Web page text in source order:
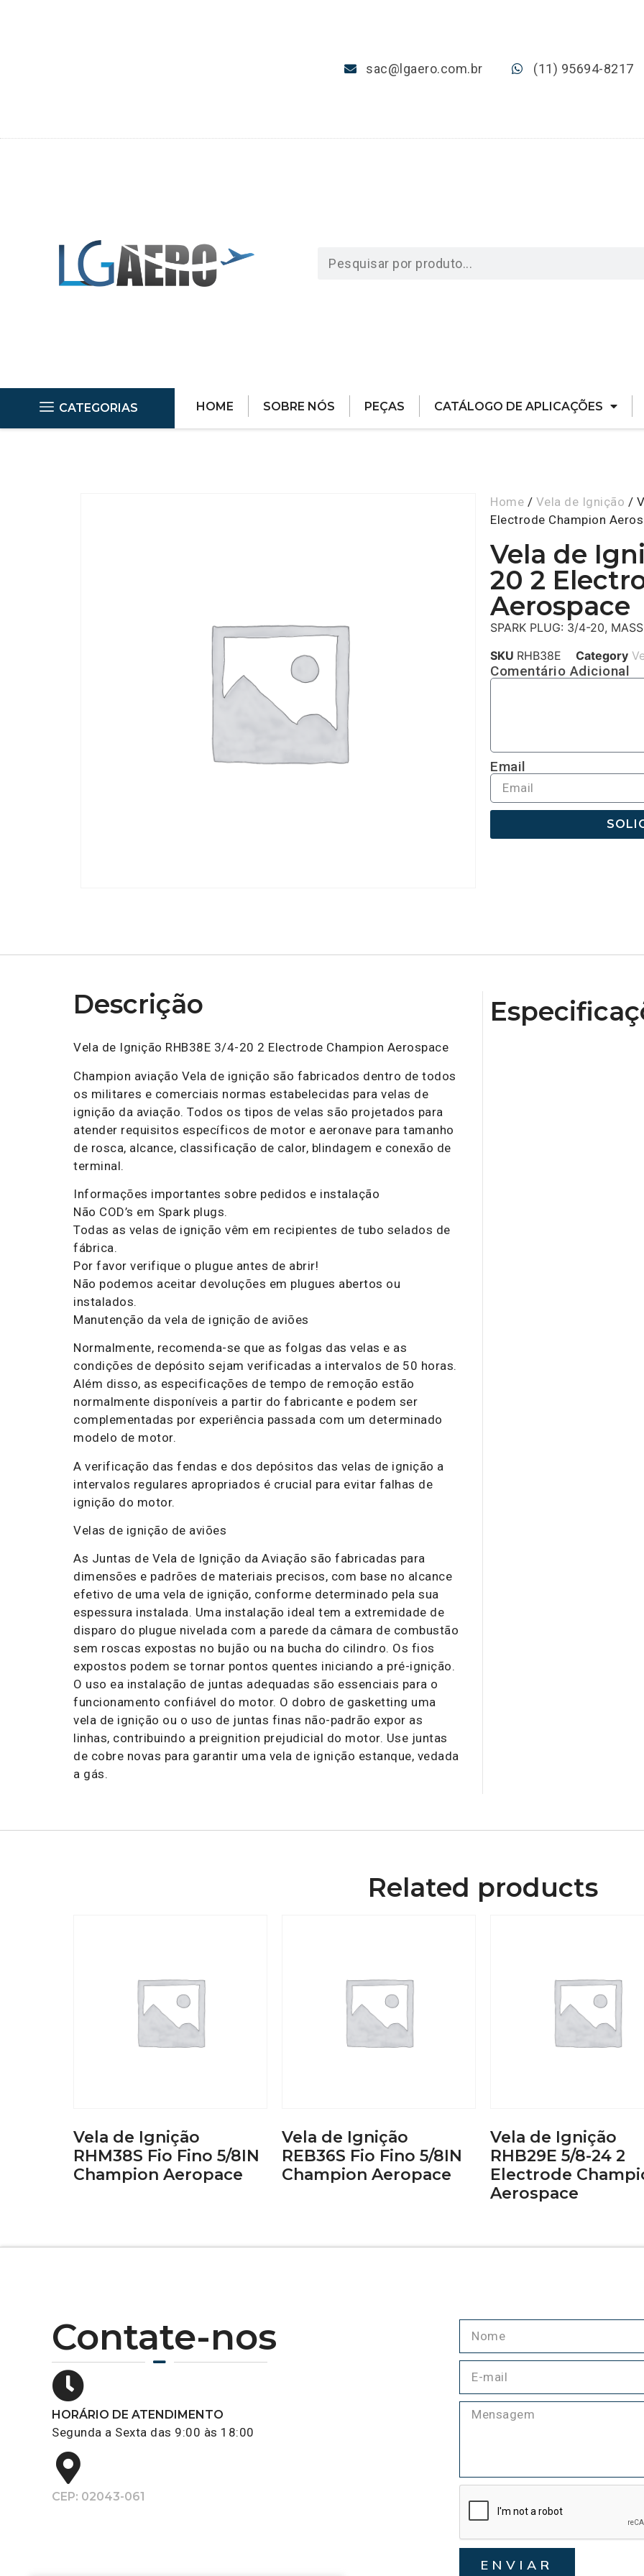
sac@lgaero.com.br (11) 95694-8217
CATEGORIAS HOME SOBRE NÓS PEÇAS CATÁLOGO DE APLICAÇÕES
Home / Vela de Ignição /
Electrode Champion
Vela de
20 2
Aerospace
SPARK PLUG: 3/4-20,
SKU RHB38E Category
Comentário Adicional
Email
Descrição
Vela de Ignição RHB38E 3/4-20 2 Electrode Champion Aerospace
Champion aviação Vela de ignição são fabricados dentro de todos
os militares e comerciais normas estabelecidas para velas de
ignição da aviação. Todos os tipos de velas são projetados para
atender requisitos específicos de motor e aeronave para tamanho
de rosca, alcance, classificação de calor, blindagem e conexão de
terminal.
Informações importantes sobre pedidos e instalação
Não COD’s em Spark plugs.
Todas as velas de ignição vêm em recipientes de tubo selados de
fábrica.
Por favor verifique o plugue antes de abrir!
Não podemos aceitar devoluções em plugues abertos ou
instalados.
Manutenção da vela de ignição de aviões
Normalmente, recomenda-se que as folgas das velas e as
condições de depósito sejam verificadas a intervalos de 50 horas.
Além disso, as especificações de tempo de remoção estão
normalmente disponíveis a partir do fabricante e podem ser
complementadas por experiência passada com um determinado
modelo de motor.
A verificação das fendas e dos depósitos das velas de ignição a
intervalos regulares apropriados é crucial para evitar falhas de
ignição do motor.
Velas de ignição de aviões
As Juntas de Vela de Ignição da Aviação são fabricadas para
dimensões e padrões de materiais precisos, com base no alcance
efetivo de uma vela de ignição, conforme determinado pela sua
espessura instalada. Uma instalação ideal tem a extremidade de
disparo do plugue nivelada com a parede da câmara de combustão
sem roscas expostas no bujão ou na bucha do cilindro. Os fios
expostos podem se tornar pontos quentes iniciando a pré-ignição.
O uso ea instalação de juntas adequadas são essenciais para o
funcionamento confiável do motor. O dobro de gasketting uma
vela de ignição ou o uso de juntas finas não-padrão expor as
linhas, contribuindo a preignition prejudicial do motor. Use juntas
de cobre novas para garantir uma vela de ignição estanque, vedada
a gás.
Related products
Vela de Ignição
RHM38S Fio Fino 5/8IN
Champion Aeropace
Vela de Ignição
REB36S Fio Fino 5/8IN
Champion Aeropace
Vela de Ignição
RHB29E 5/8-24 2
Electrode
Aerospace
Contate-nos
HORÁRIO DE ATENDIMENTO
Segunda a Sexta das 9:00 às 18:00
CEP: 02043-061
ENVIAR